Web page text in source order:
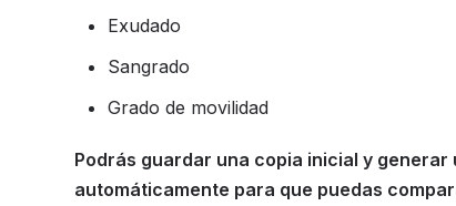
Exudado
Sangrado
Grado de movilidad
Podrás guardar una copia inicial y
automáticamente para que puedas